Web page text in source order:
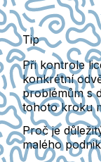
Tip
Při kontrole
konkrétní
problémům s
tohoto kroku
Proč je
malého